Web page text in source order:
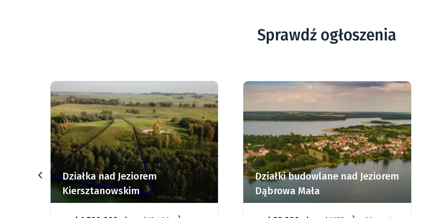
Sprawdź ogłoszenia
Działka nad Jeziorem
Kiersztanowskim
Działki budowlane nad Jeziorem
Dąbrowa Mała